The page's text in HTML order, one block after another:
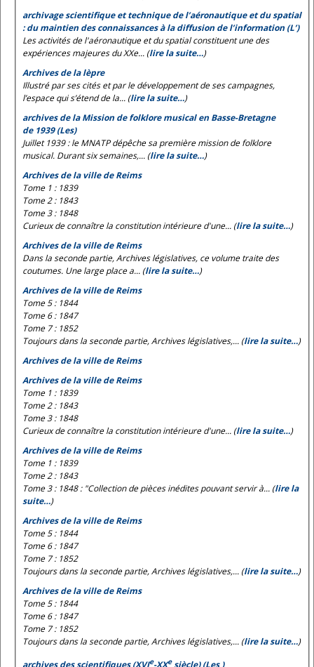
archivage scientifique et technique de l’aéronautique et du spatial
: du maintien des connaissances à la diffusion de l’information (L’)
Les activités de l'aéronautique et du spatial constituent une des
expériences majeures du XXe... (lire la suite…)
Archives de la lèpre
Illustré par ses cités et par le développement de ses campagnes,
l’espace qui s’étend de la... (lire la suite…)
archives de la Mission de folklore musical en Basse-Bretagne
de 1939 (Les)
Juillet 1939 : le MNATP dépêche sa première mission de folklore
musical. Durant six semaines,... (lire la suite…)
Archives de la ville de Reims
Tome 1 : 1839
Tome 2 : 1843
Tome 3 : 1848
Curieux de connaître la constitution intérieure d'une... (lire la suite…)
Archives de la ville de Reims
Dans la seconde partie, Archives législatives, ce volume traite des
coutumes. Une large place a... (lire la suite…)
Archives de la ville de Reims
Tome 5 : 1844
Tome 6 : 1847
Tome 7 : 1852
Toujours dans la seconde partie, Archives législatives,... (lire la suite…)
Archives de la ville de Reims
Archives de la ville de Reims
Tome 1 : 1839
Tome 2 : 1843
Tome 3 : 1848
Curieux de connaître la constitution intérieure d'une... (lire la suite…)
Archives de la ville de Reims
Tome 1 : 1839
Tome 2 : 1843
Tome 3 : 1848 : "Collection de pièces inédites pouvant servir à... (lire la
suite…)
Archives de la ville de Reims
Tome 5 : 1844
Tome 6 : 1847
Tome 7 : 1852
Toujours dans la seconde partie, Archives législatives,... (lire la suite…)
Archives de la ville de Reims
Tome 5 : 1844
Tome 6 : 1847
Tome 7 : 1852
Toujours dans la seconde partie, Archives législatives,... (lire la suite…)
e e